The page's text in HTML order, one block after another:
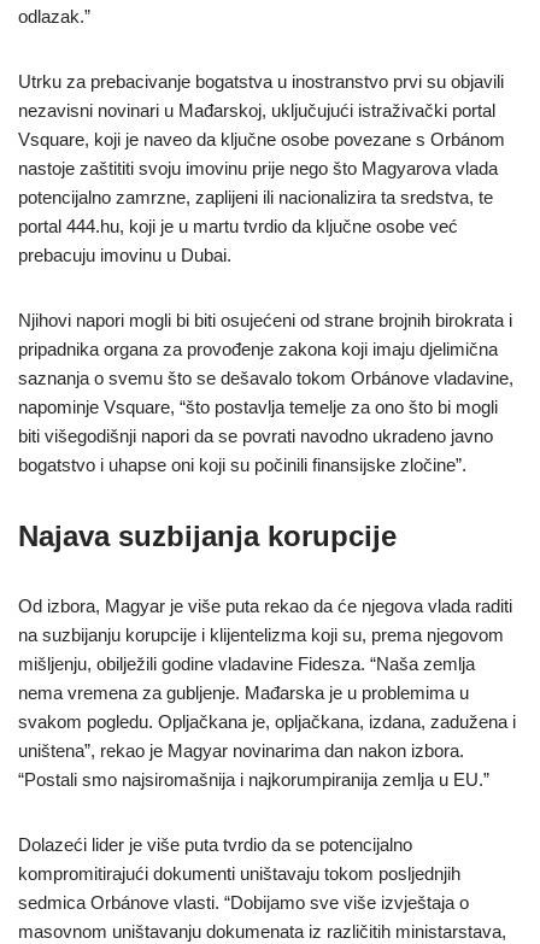
odlazak.”
Utrku za prebacivanje bogatstva u inostranstvo prvi su objavili
nezavisni novinari u Mađarskoj, uključujući istraživački portal
Vsquare, koji je naveo da ključne osobe povezane s Orbánom
nastoje zaštititi svoju imovinu prije nego što Magyarova vlada
potencijalno zamrzne, zaplijeni ili nacionalizira ta sredstva, te
portal 444.hu, koji je u martu tvrdio da ključne osobe već
prebacuju imovinu u Dubai.
Njihovi napori mogli bi biti osujećeni od strane brojnih birokrata i
pripadnika organa za provođenje zakona koji imaju djelimična
saznanja o svemu što se dešavalo tokom Orbánove vladavine,
napominje Vsquare, “što postavlja temelje za ono što bi mogli
biti višegodišnji napori da se povrati navodno ukradeno javno
bogatstvo i uhapse oni koji su počinili finansijske zločine”.
Najava suzbijanja korupcije
Od izbora, Magyar je više puta rekao da će njegova vlada raditi
na suzbijanju korupcije i klijentelizma koji su, prema njegovom
mišljenju, obilježili godine vladavine Fidesza. “Naša zemlja
nema vremena za gubljenje. Mađarska je u problemima u
svakom pogledu. Opljačkana je, opljačkana, izdana, zadužena i
uništena”, rekao je Magyar novinarima dan nakon izbora.
“Postali smo najsiromašnija i najkorumpiranija zemlja u EU.”
Dolazeći lider je više puta tvrdio da se potencijalno
kompromitirajući dokumenti uništavaju tokom posljednjih
sedmica Orbánove vlasti. “Dobijamo sve više izvještaja o
masovnom uništavanju dokumenata iz različitih ministarstava,